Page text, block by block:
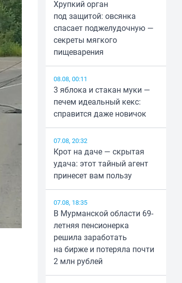
Хрупкий орган
под защитой: овсянка
спасает поджелудочную —
секреты мягкого
пищеварения
08.08, 00:11
3 яблока и стакан муки —
печем идеальный кекс:
справится даже новичок
07.08, 20:32
Крот на даче — скрытая
удача: этот тайный агент
принесет вам пользу
07.08, 18:35
В Мурманской области 69-
летняя пенсионерка
решила заработать
на бирже и потеряла почти
2 млн рублей